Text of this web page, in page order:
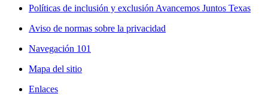
Políticas de inclusión y exclusión Avancemos Juntos Texas
Aviso de normas sobre la privacidad
Navegación 101
Mapa del sitio
Enlaces